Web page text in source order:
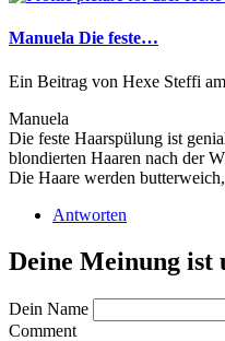
Manuela Die feste…
Ein Beitrag von Hexe Steffi
Manuela
Die feste Haarspülung ist
blondierten Haaren nach der
Die Haare werden
Antworten
Deine Meinung ist
Dein Name
Comment